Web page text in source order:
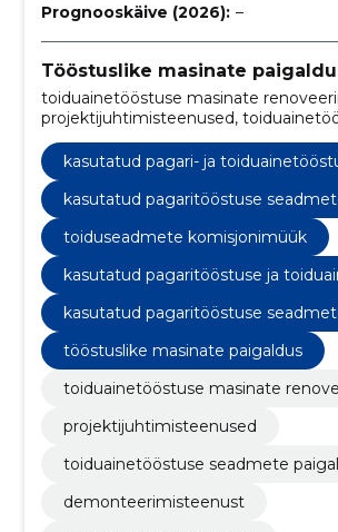
Prognooskäive (2026): –
Tööstuslike masinate
toiduainetööstuse masinate
projektijuhtimisteenused,
kasutatud pagari- ja
müük, konsultatsiooniteenused,
toiduseadmete jaoks, seadmete
demonteerimisteenused, kasutatud
seadmete müük, toiduainetööstuse
konsultatsiooniteenused
kasutatud pagari- ja
kasutatud pagaritööstuse
toiduseadmete komisjonimüük
kasutatud pagaritööstuse ja
kasutatud pagaritööstuse
tööstuslike masinate paigaldus
toiduainetööstuse masinate
projektijuhtimisteenused
toiduainetööstuse seadmete
demonteerimisteenust